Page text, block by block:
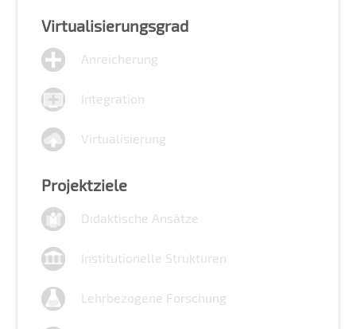
Virtualisierungsgrad
Anreicherung
Integration
Virtualisierung
Projektziele
Didaktische Ansätze
Institutionelle Strukturen
Lehrbezogene Forschung